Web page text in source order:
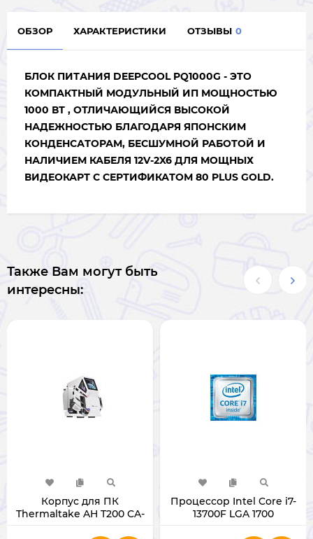
ОБЗОР ХАРАКТЕРИСТИКИ ОТЗЫВЫ 0
БЛОК ПИТАНИЯ DEEPCOOL PQ1000G - ЭТО
КОМПАКТНЫЙ МОДУЛЬНЫЙ ИП МОЩНОСТЬЮ
1000 ВТ , ОТЛИЧАЮЩИЙСЯ ВЫСОКОЙ
НАДЕЖНОСТЬЮ БЛАГОДАРЯ ЯПОНСКИМ
КОНДЕНСАТОРАМ, БЕСШУМНОЙ РАБОТОЙ И
НАЛИЧИЕМ КАБЕЛЯ 12V-2X6 ДЛЯ МОЩНЫХ
ВИДЕОКАРТ С СЕРТИФИКАТОМ 80 PLUS GOLD.
Также Вам могут быть
интересны:
Корпус для ПК
Thermaltake AH T200 CA-
Процессор Intel Core i7-
13700F LGA 1700